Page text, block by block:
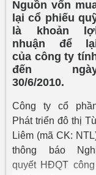
Nguồn vốn
lại cổ phiếu
là khoản
nhuận để
của công ty
đến
30/6/2010.
Công ty cổ
Phát triển đô thị
Liêm (mã CK:
thông báo
quyết HĐQT